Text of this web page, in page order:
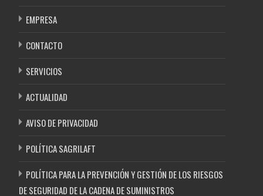
EMPRESA
CONTACTO
SERVICIOS
ACTUALIDAD
AVISO DE PRIVACIDAD
POLÍTICA SAGRILAFT
POLÍTICA PARA LA PREVENCIÓN Y GESTIÓN DE LOS RIESGOS
DE SEGURIDAD DE LA CADENA DE SUMINISTROS